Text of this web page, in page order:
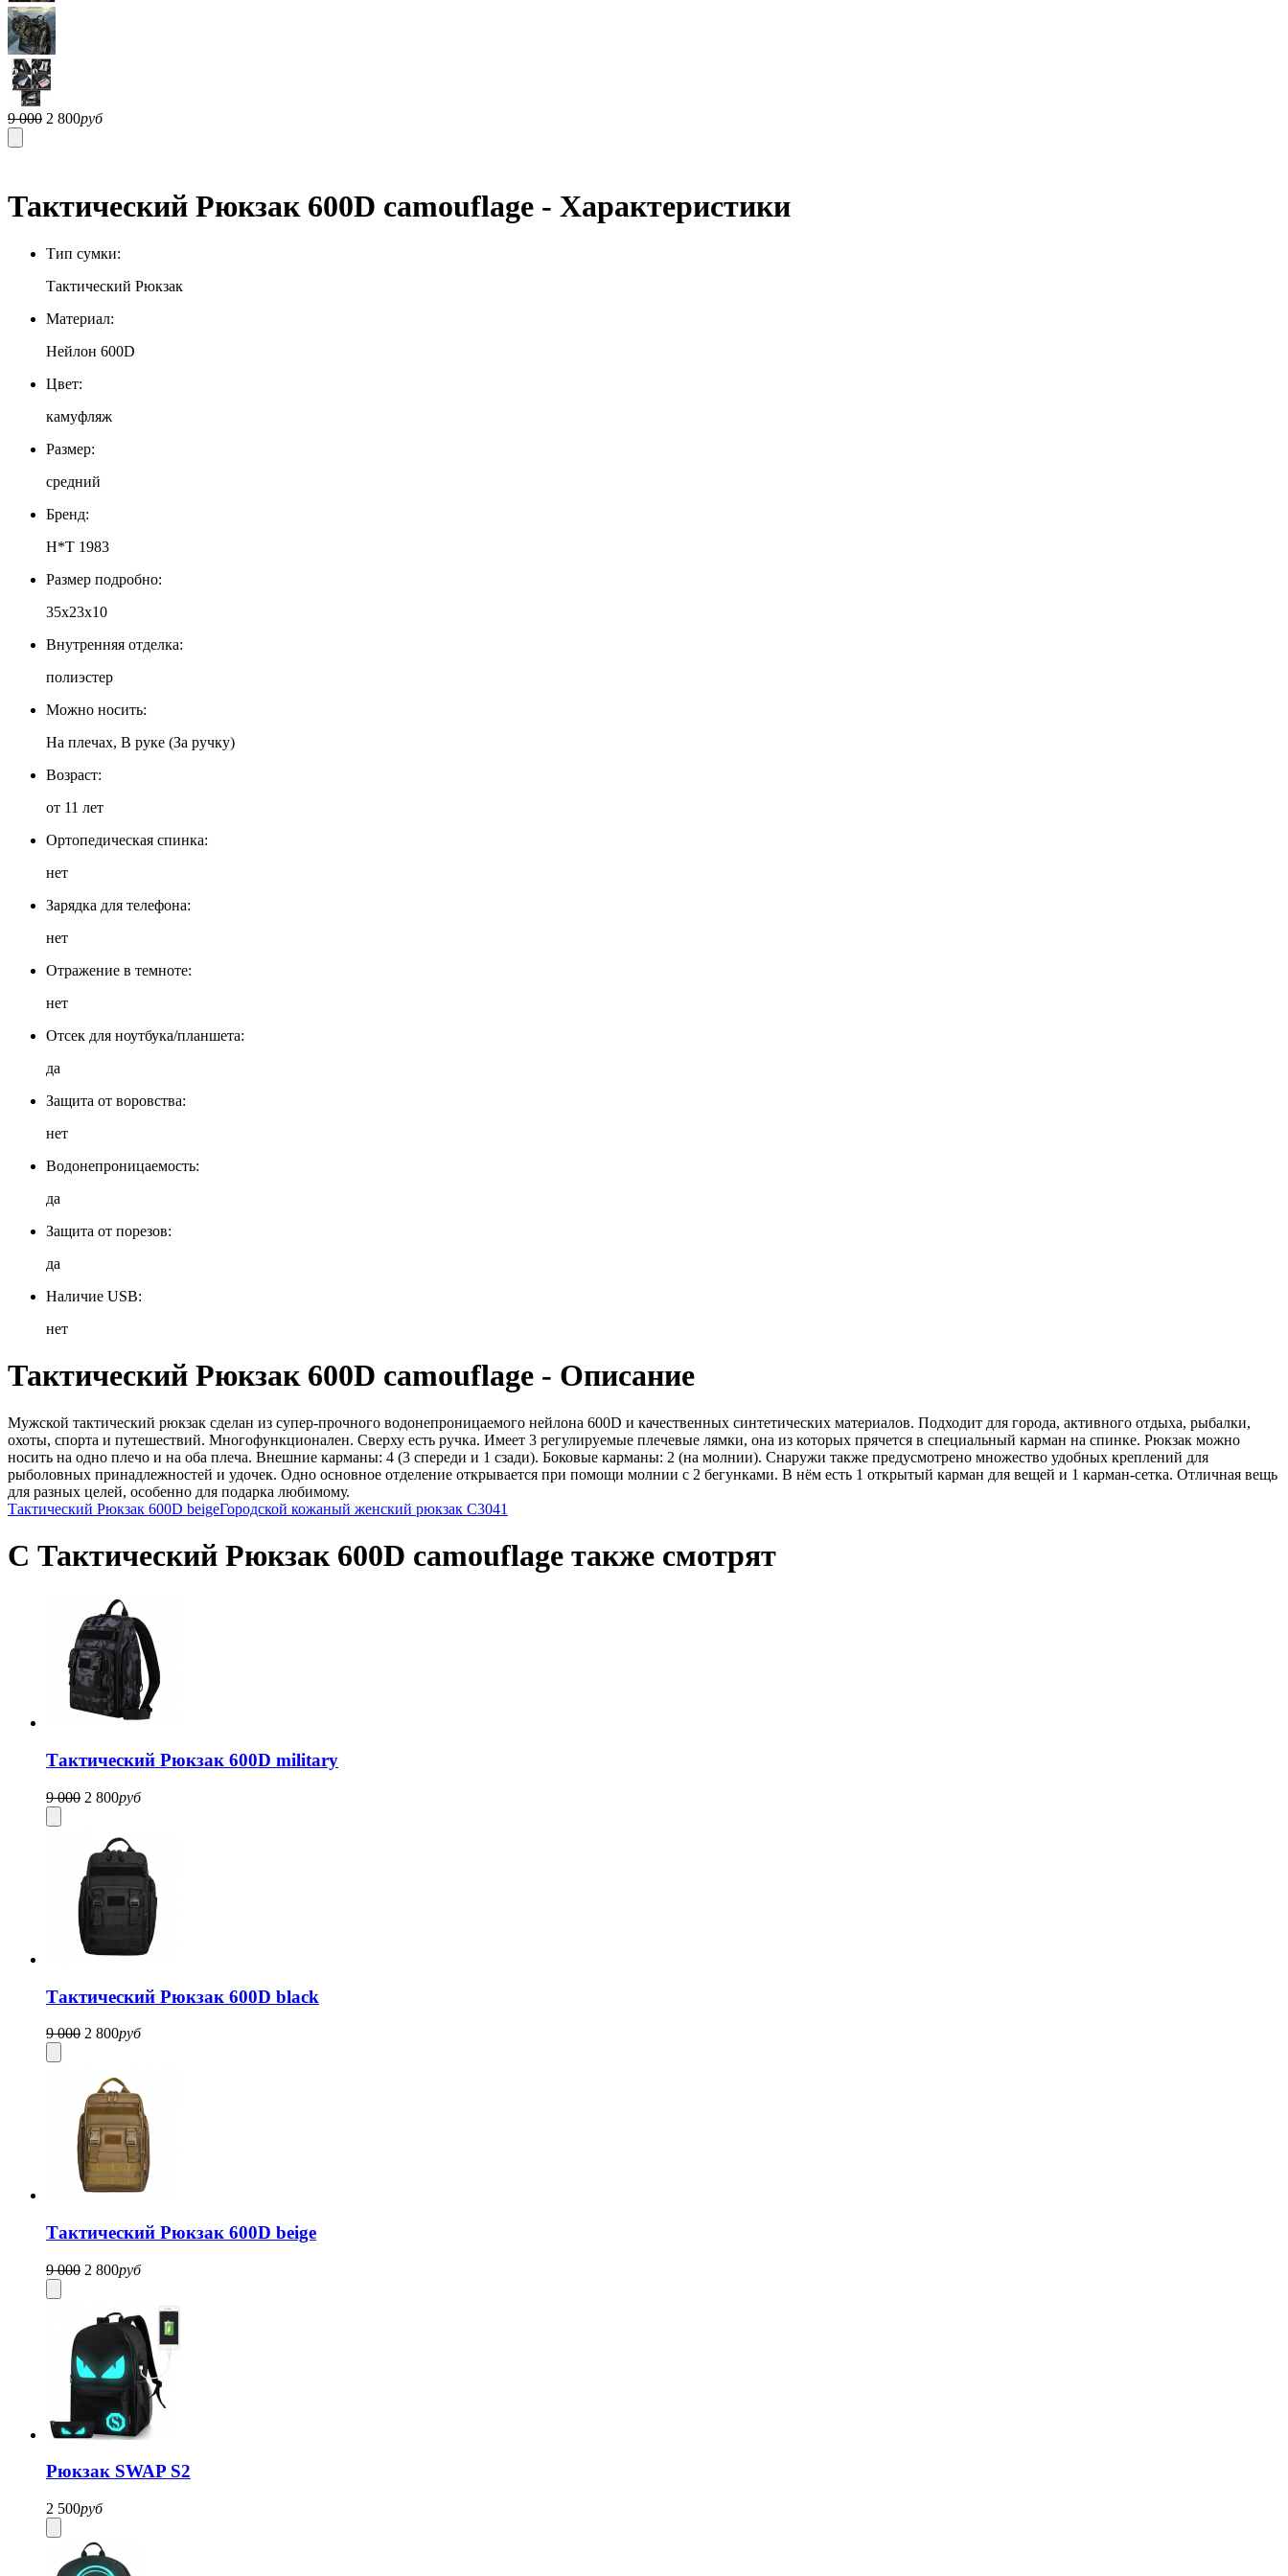
9 000 2 800руб
Тактический Рюкзак 600D camouflage - Характеристики
Тип сумки:
Тактический Рюкзак
Материал:
Нейлон 600D
Цвет:
камуфляж
Размер:
средний
Бренд:
H*T 1983
Размер подробно:
35х23х10
Внутренняя отделка:
полиэстер
Можно носить:
На плечах, В руке (За ручку)
Возраст:
от 11 лет
Ортопедическая спинка:
нет
Зарядка для телефона:
нет
Отражение в темноте:
нет
Отсек для ноутбука/планшета:
да
Защита от воровства:
нет
Водонепроницаемость:
да
Защита от порезов:
да
Наличие USB:
нет
Тактический Рюкзак 600D camouflage - Описание
Мужской тактический рюкзак сделан из супер-прочного водонепроницаемого нейлона 600D и качественных синтетических материалов. Подходит для города, активного отдыха, рыбалки,
охоты, спорта и путешествий. Многофункционален. Сверху есть ручка. Имеет 3 регулируемые плечевые лямки, она из которых прячется в специальный карман на спинке. Рюкзак можно
носить на одно плечо и на оба плеча. Внешние карманы: 4 (3 спереди и 1 сзади). Боковые карманы: 2 (на молнии). Снаружи также предусмотрено множество удобных креплений для
рыболовных принадлежностей и удочек. Одно основное отделение открывается при помощи молнии с 2 бегунками. В нём есть 1 открытый карман для вещей и 1 карман-сетка. Отличная вещь
для разных целей, особенно для подарка любимому.
Тактический Рюкзак 600D beigeГородской кожаный женский рюкзак С3041
С Тактический Рюкзак 600D camouflage также смотрят
Тактический Рюкзак 600D military
9 000 2 800руб
Тактический Рюкзак 600D black
9 000 2 800руб
Тактический Рюкзак 600D beige
9 000 2 800руб
Рюкзак SWAP S2
2 500руб